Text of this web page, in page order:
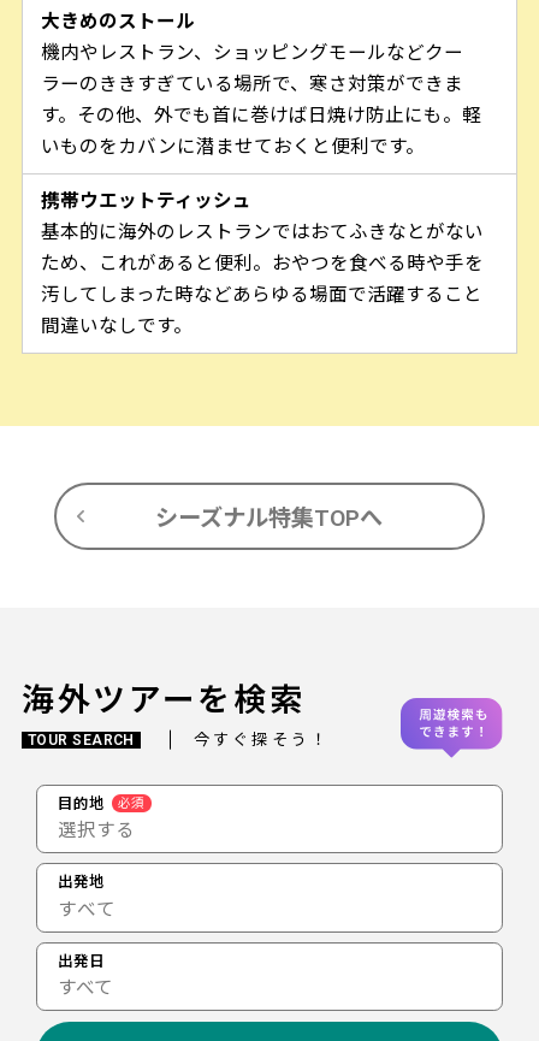
大きめのストール
機内やレストラン、ショッピングモールなどクー
ラーのききすぎている場所で、寒さ対策ができま
す。その他、外でも首に巻けば日焼け防止にも。軽
いものをカバンに潜ませておくと便利です。
携帯ウエットティッシュ
基本的に海外のレストランではおてふきなとがない
ため、これがあると便利。おやつを食べる時や手を
汚してしまった時などあらゆる場面で活躍すること
間違いなしです。
シーズナル特集TOPへ
海外ツアーを検索
TOUR SEARCH 今すぐ探そう！
目的地 必須
選択する
出発地
出発日
すべて